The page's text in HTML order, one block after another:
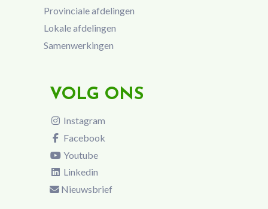
Provinciale afdelingen
Lokale afdelingen
Samenwerkingen
VOLG ONS
Instagram
Facebook
Youtube
Linkedin
Nieuwsbrief